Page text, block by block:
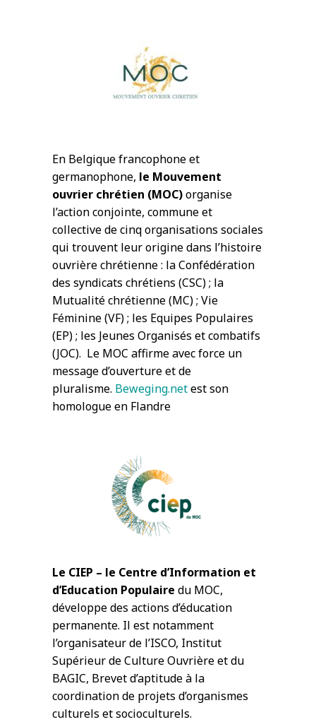
En Belgique francophone et
germanophone, le Mouvement
ouvrier chrétien (MOC)organise
l’action conjointe, commune et
collective de cinq organisations sociales
qui trouvent leur origine dans l’histoire
ouvrière chrétienne : la Confédération
des syndicats chrétiens (CSC) ; la
Mutualité chrétienne (MC) ; Vie
Féminine (VF) ; les Equipes Populaires
(EP) ; les Jeunes Organisés et combatifs
(JOC). Le MOC affirme avec force un
message d’ouverture et de
pluralisme. Beweging.netest son
homologue en Flandre
Le CIEP – le Centre d’Information et
d’Education Populaire du MOC,
développe des actions d’éducation
permanente. Il est notamment
l’organisateur de l’ISCO, Institut
Supérieur de Culture Ouvrière et du
BAGIC, Brevet d’aptitude à la
coordination de projets d’organismes
culturels et socioculturels.